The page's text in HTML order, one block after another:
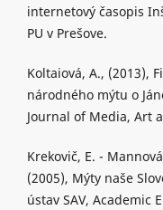
internetový časopis
PU v Prešove.
Koltaiová, A., (2013),
národného mýtu o
Journal of Media, Art
Krekovič, E. -
(2005), Mýty naše
ústav SAV, Academic